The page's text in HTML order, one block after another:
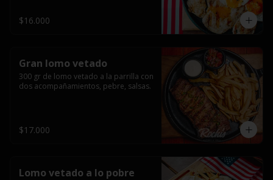
$16.000
Gran lomo vetado
300 gr de lomo vetado a la parrilla con
dos acompañamientos, pebre, salsas.
$17.000
Lomo vetado a lo pobre